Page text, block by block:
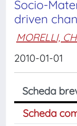
Socio-
driven
MORELLI,
2010-01-01
Scheda
Scheda